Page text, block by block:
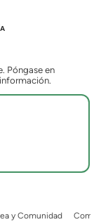
Póngase en
y Comunidad